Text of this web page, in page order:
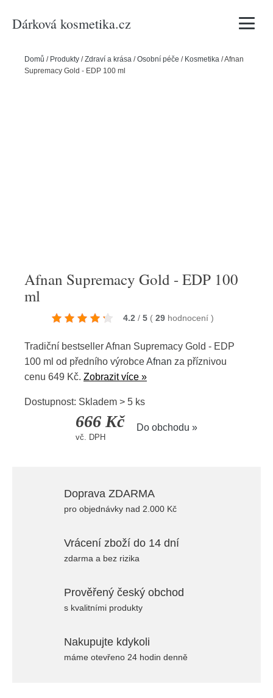
Dárková kosmetika.cz Vyhledávání
Domů / Produkty /Zdraví a krása /Osobní péče / Kosmetika /Afnan
Supremacy Gold - EDP 100 ml
Afnan Supremacy Gold - EDP 100
ml
4.2 / 5 ( 29 hodnocení )
Tradiční bestseller Afnan Supremacy Gold - EDP
100 ml od předního výrobceAfnan za příznivou
cenu 649 Kč. Zobrazit více »
Dostupnost: Skladem > 5 ks
666 Kč
vč. DPH
Do obchodu »
Doprava ZDARMA
pro objednávky nad 2.000 Kč
Vrácení zboží do 14 dní
zdarma a bez rizika
Prověřený český obchod
s kvalitními produkty
Nakupujte kdykoli
máme otevřeno 24 hodin denně